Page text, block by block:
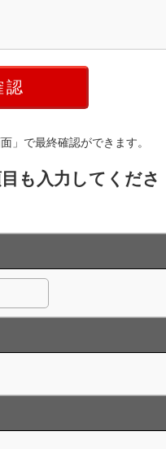
」で最終確認ができます。
も入力してくださ